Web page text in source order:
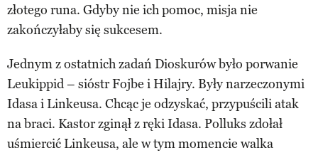
złotego runa. Gdyby nie ich pomoc, misja nie
zakończyłaby się sukcesem.
Jednym z ostatnich zadań Dioskurów było porwanie
Leukippid – sióstr Fojbe i Hilajry. Były narzeczonymi
Idasa i Linkeusa. Chcąc je odzyskać, przypuścili atak
na braci. Kastor zginął z ręki Idasa. Polluks zdołał
uśmiercić Linkeusa, ale w tym momencie walka